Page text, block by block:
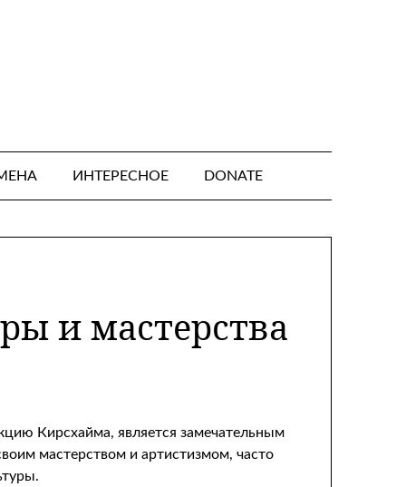
ИНТЕРЕСНОЕ DONATE
и мастерства
Кирсхайма, является замечательным
мастерством и артистизмом, часто